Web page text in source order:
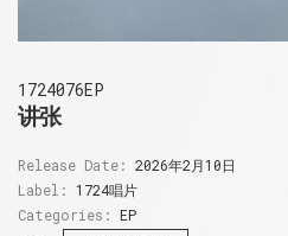
1724076EP
讲张
Release Date: 2026年2月10日
Label:
1724唱片
Categories: EP